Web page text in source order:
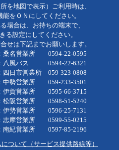
を地図で表示）ご利用時は、
をＯＮにしてください。
場合は、お持ちの端末で、
る設定にしてください。
せは下記までお願いします。
業所 0594-22-0595
22-6321
営業所 059-323-0808
中勢営業所 059-233-3501
賀営業所 0595-66-3715
阪営業所 0598-51-5240
業所 0596-25-7131
業所 0599-55-0215
業所 0597-85-2196
ついて（サービス提供路線等）